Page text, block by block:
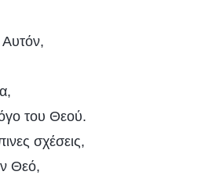
Αυτόν,
του Θεού.
σχέσεις,
Θεό,